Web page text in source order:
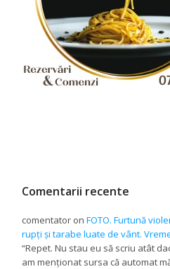
Comentarii recente
comentator onFOTO. Furtună
rupți și tarabe luate de vânt.
“Repet. Nu stau eu să scriu atât
am menționat sursa că automat